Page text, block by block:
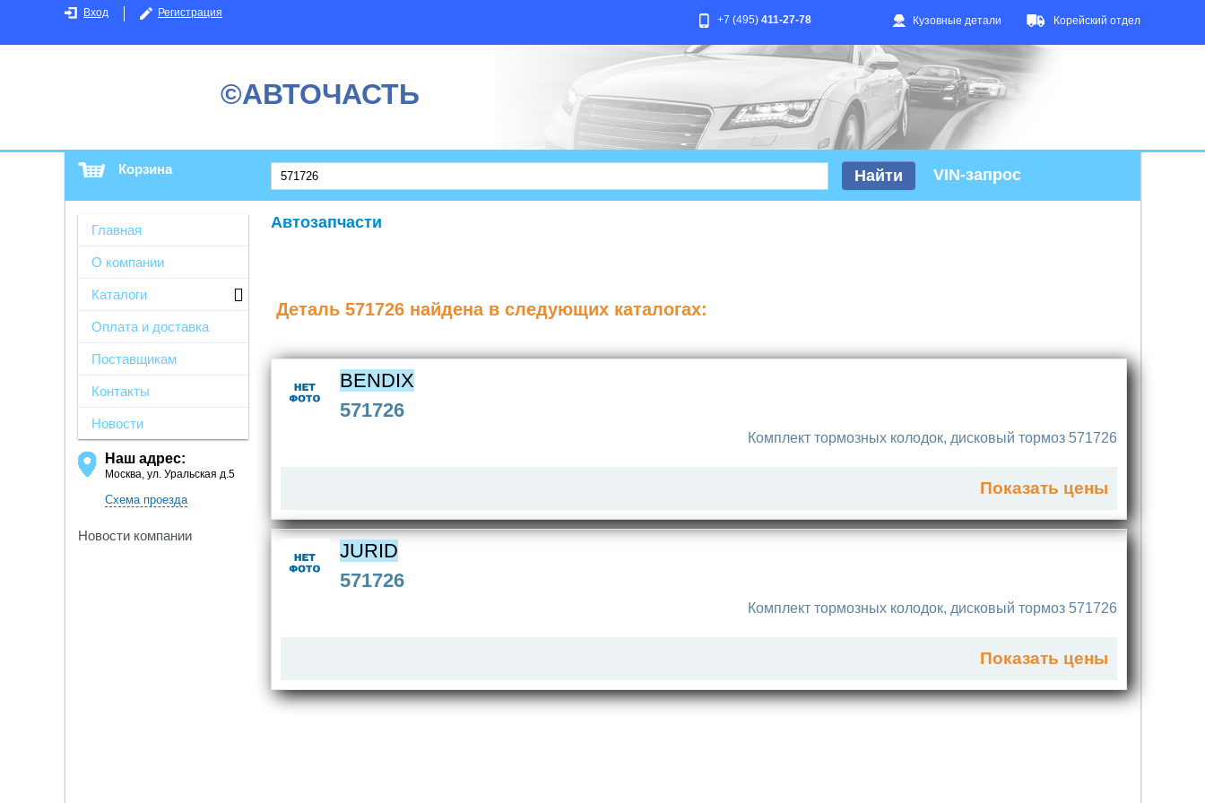
Вход Регистрация
Кузовные детали Корейский отдел
+7 (495) 411-27-78
©АВТОЧАСТЬ
Корзина VIN-запрос
Главная
О компании
Каталоги
Оплата и доставка
Поставщикам
Контакты
Новости
Наш адрес:
Москва, ул. Уральская д.5
Схема проезда
Новости компании
Автозапчасти
Деталь 571726 найдена в следующих каталогах:
BENDIX
571726
Комплект тормозных колодок, дисковый тормоз 571726
Показать цены
JURID
571726
Комплект тормозных колодок, дисковый тормоз 571726
Показать цены